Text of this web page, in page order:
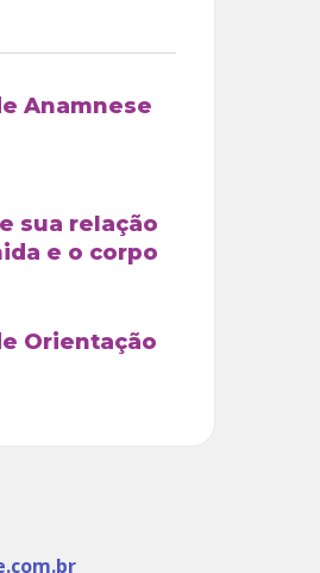
e o corpo